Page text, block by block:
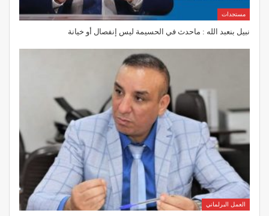
مستجدات
نبيل بنعبد الله : ماحدث في الحسيمة ليس إنفصال أو خيانة
العمل البرلماني